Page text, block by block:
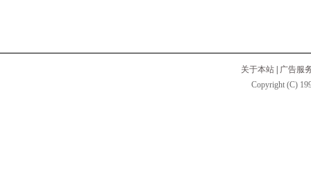
关于本站
广告服
Copyright (C)